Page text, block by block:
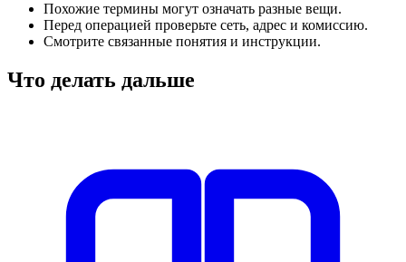
Похожие термины могут означать разные вещи.
Перед операцией проверьте сеть, адрес и комиссию.
Смотрите связанные понятия и инструкции.
Что делать дальше